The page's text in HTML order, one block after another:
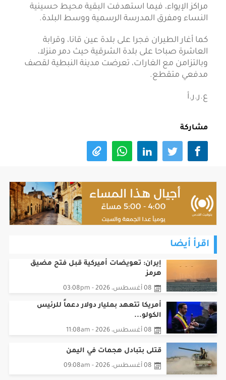
مراكز الإيواء، فيما استهدفت البقية محيط حسينية
النساء ومفرق المدرسة الرسمية ووسط البلدة.
كما أغار الطيران فجرا على بلدة عين قانا، وقرابة
العاشرة صباحا على بلدة الشرقية حيث دمر منزلا،
وبالتزامن مع الغارات، تعرضت مدينة النبطية لقصف
مدفعي متقطع.
ع.ر.ر.أ
مشاركة
اقرأ أيضا
إيران: تعويضات أميركية قبل فتح مضيق
هرمز
08 أغسطس، 2026 - 03:08pm
أمريكا تتعهد بمليار دولار دعماً للرئيس
الكولو...
08 أغسطس، 2026 - 11:08am
قتلى بتبادل هجمات في اليمن
08 أغسطس، 2026 - 09:08am